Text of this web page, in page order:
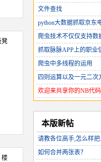
凳
楼
文件查找
python大数据抓取京东
爬虫技术不仅仅支持数
抓取脉脉APP上的职业
爬虫中多线程的运用
四则运算以及一元二次
欢迎来共享你的NB代码
本版新帖
请教各位高手,怎么样
如何合并两张表？